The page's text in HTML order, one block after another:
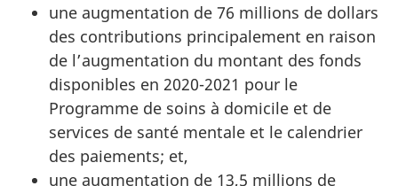
une augmentation de 76 millions de dollars
des contributions principalement en raison
de l’augmentation du montant des fonds
disponibles en 2020-2021 pour le
Programme de soins à domicile et de
services de santé mentale et le calendrier
des paiements; et,
une augmentation de 13,5 millions de